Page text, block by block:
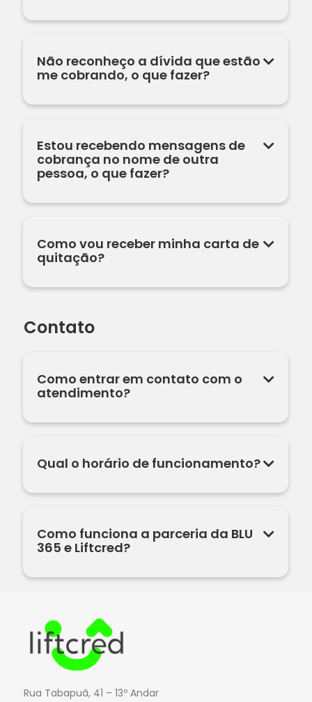
Não reconheço a dívida que estão
me cobrando, o que fazer?
Estou recebendo mensagens de
cobrança no nome de outra
pessoa, o que fazer?
Como vou receber minha carta de
quitação?
Contato
Como entrar em contato com o
atendimento?
Qual o horário de funcionamento?
Como funciona a parceria da BLU
365 e Liftcred?
Rua Tabapuã, 41 – 13º Andar